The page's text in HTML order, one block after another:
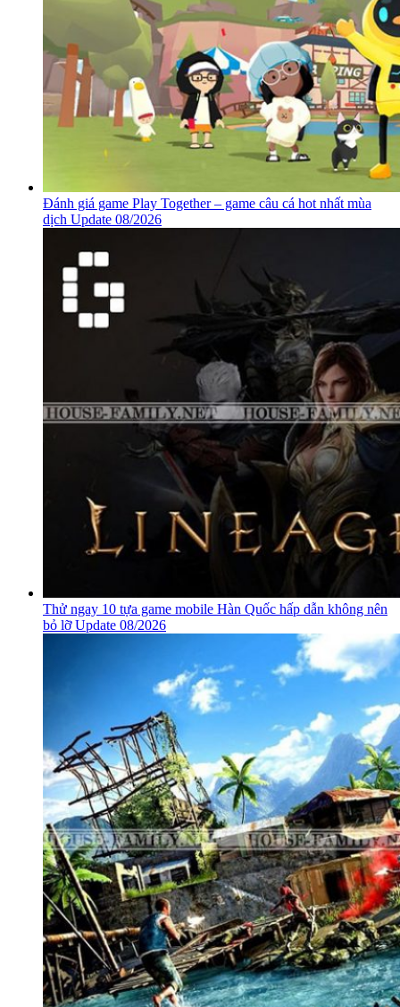
Đánh giá game Play Together – game câu cá hot nhất mùa
dịch Update 08/2026
Thử ngay 10 tựa game mobile Hàn Quốc hấp dẫn không nên
bỏ lỡ Update 08/2026